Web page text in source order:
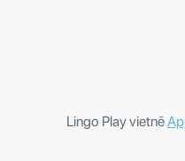
Lingo Play vietnē